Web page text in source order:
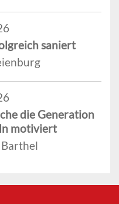
saniert
die Generation
motiviert